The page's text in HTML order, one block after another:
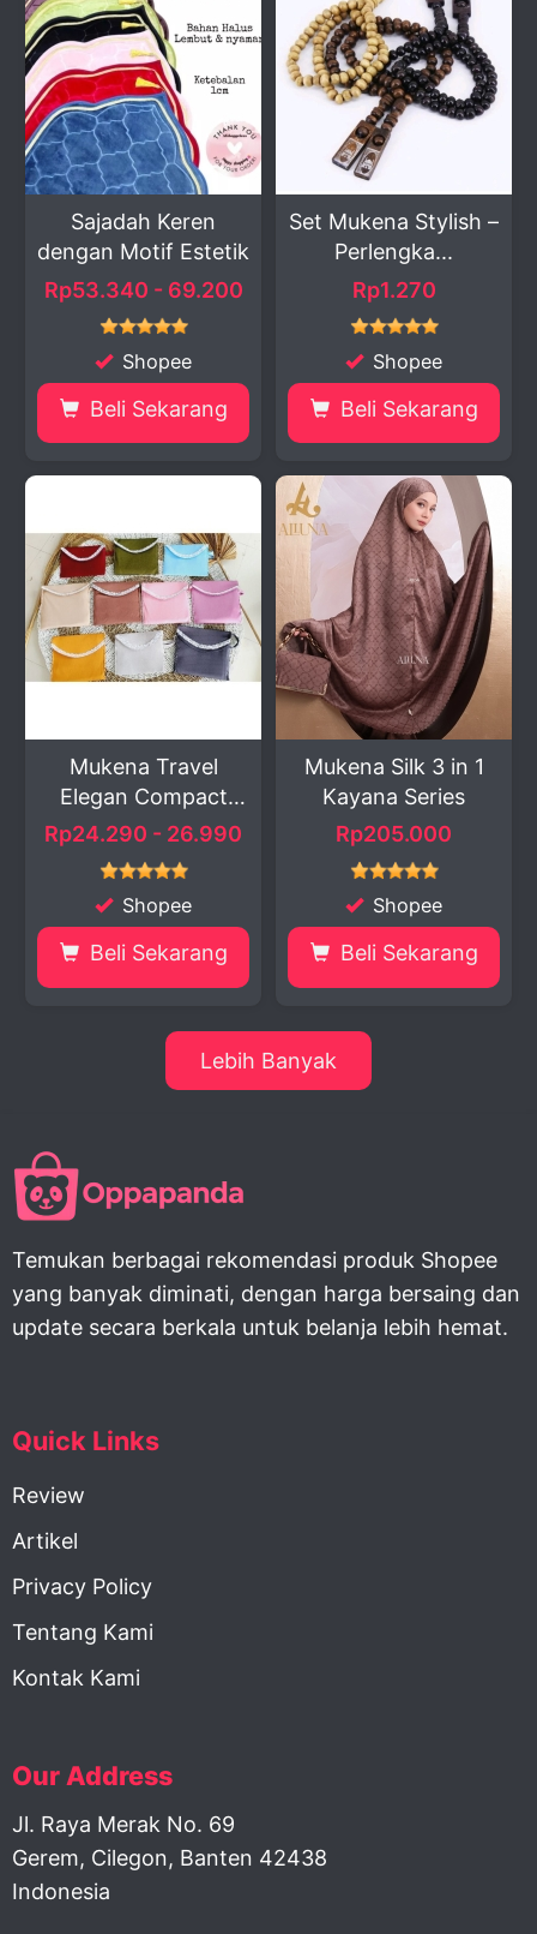
Sajadah Keren
dengan Motif Estetik
Rp53.340 - 69.200
Shopee
Beli Sekarang
Set Mukena Stylish –
Perlengka...
Rp1.270
Shopee
Beli Sekarang
Mukena Travel
Elegan Compact
Efisien...
Rp24.290 - 26.990
Shopee
Beli Sekarang
Mukena Silk 3 in 1
Kayana Series
Rp205.000
Shopee
Beli Sekarang
Lebih Banyak
Temukan berbagai rekomendasi produk Shopee
yang banyak diminati, dengan harga bersaing dan
update secara berkala untuk belanja lebih hemat.
Quick Links
Review
Artikel
Privacy Policy
Tentang Kami
Kontak Kami
Our Address
Jl. Raya Merak No. 69
Gerem, Cilegon, Banten 42438
Indonesia